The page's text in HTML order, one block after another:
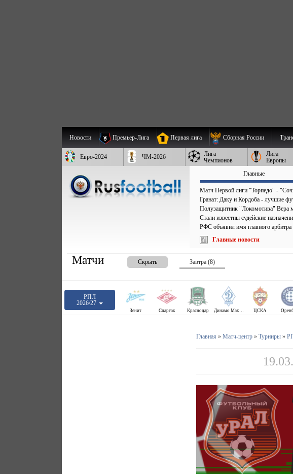
Новости Премьер-Лига Первая лига Сборная России
Евро-2024 ЧМ-2026
Лига
Чемпионов
Лига
Европы
Главные
Матч Первой лиги "Торпедо" -
Гранат: Даку и Кордоба - лучшие
Полузащитник "Локомотива" Вера
Стали известны судейские
РФС объявил имя главного
Главные новости
Матчи Скрыть Завтра (8)
РПЛ
2026/27
Зенит Спартак Краснодар Динамо Махачкала ЦСКА
Главная » Матч-центр» Турниры»